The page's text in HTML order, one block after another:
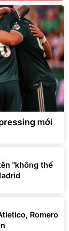
mới
"không thể
Romero